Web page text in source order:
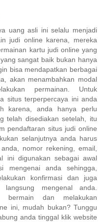
uang asli ini selalu menjadi
judi online karena, mereka
kartu judi online yang
sangat baik bukan hanya
bisa mendapatkan berbagai
akan menambahkan modal
permainan. Untuk
situs terperpercaya ini anda
karena, anda hanya perlu
telah disediakan setelah, itu
pendaftaran situs judi online
selanjutnya anda harus
nomor rekening, email,
ini digunakan sebagai awal
mengenai anda sehingga,
konfirmasi dan juga
mengenal anda.
bermain dan melakukan
ini, mudah bukan? Tunggu
anda tinggal klik website